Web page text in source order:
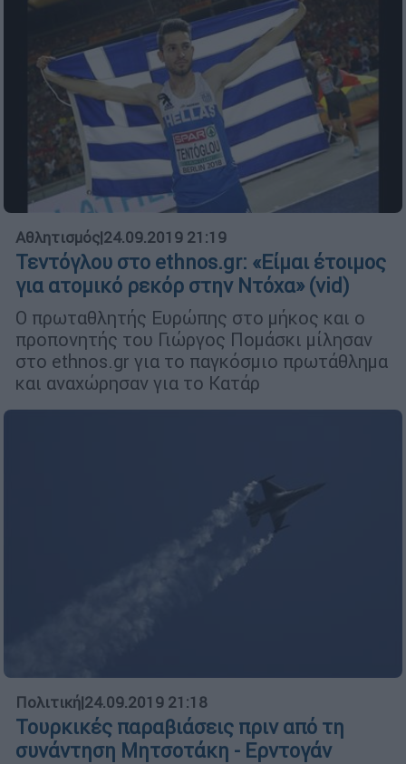
Αθλητισμός|24.09.2019 21:19
Τεντόγλου στο ethnos.gr: «Είμαι έτοιμος
για ατομικό ρεκόρ στην Ντόχα» (vid)
Ο πρωταθλητής Ευρώπης στο μήκος και ο
προπονητής του Γιώργος Πομάσκι μίλησαν
στο ethnos.gr για το παγκόσμιο πρωτάθλημα
και αναχώρησαν για το Κατάρ
Πολιτική|24.09.2019 21:18
Τουρκικές παραβιάσεις πριν από τη
συνάντηση Μητσοτάκη - Ερντογάν